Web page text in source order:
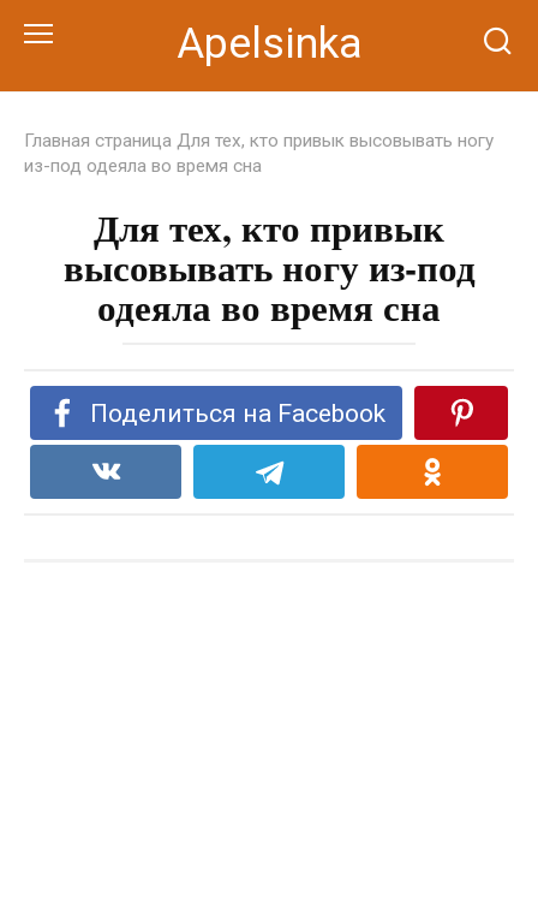
Apelsinka
Главная страница Для тех, кто привык высовывать ногу
из-под одеяла во время сна
Для тех, кто привык
высовывать ногу из-под
одеяла во время сна
Поделиться на Facebook